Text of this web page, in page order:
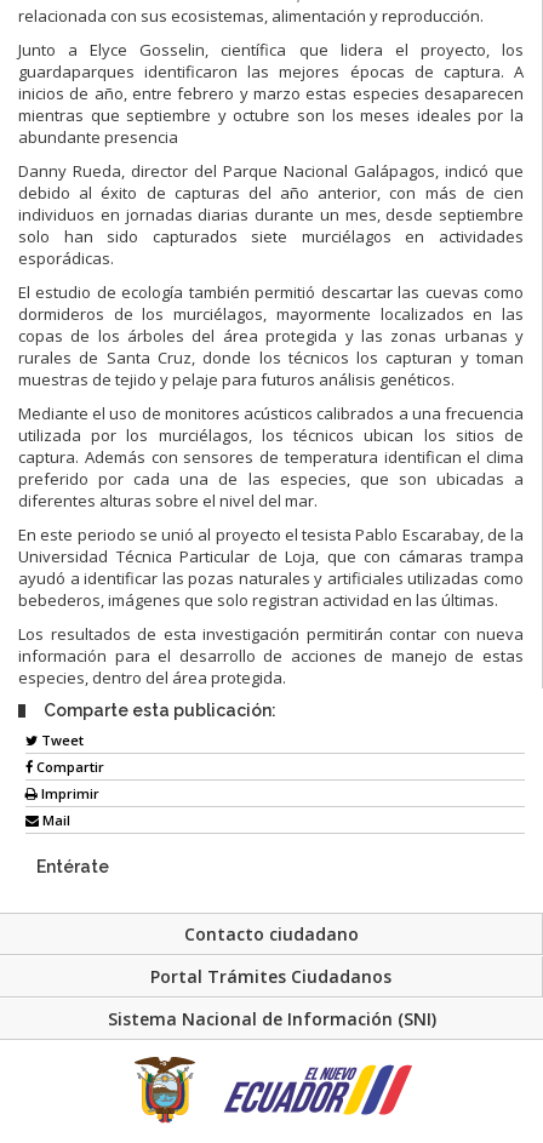
relacionada con sus ecosistemas, alimentación y reproducción.
Junto a Elyce Gosselin, científica que lidera el proyecto, los
guardaparques identificaron las mejores épocas de captura. A
inicios de año, entre febrero y marzo estas especies desaparecen
mientras que septiembre y octubre son los meses ideales por la
abundante presencia
Danny Rueda, director del Parque Nacional Galápagos, indicó que
debido al éxito de capturas del año anterior, con más de cien
individuos en jornadas diarias durante un mes, desde septiembre
solo han sido capturados siete murciélagos en actividades
esporádicas.
El estudio de ecología también permitió descartar las cuevas como
dormideros de los murciélagos, mayormente localizados en las
copas de los árboles del área protegida y las zonas urbanas y
rurales de Santa Cruz, donde los técnicos los capturan y toman
muestras de tejido y pelaje para futuros análisis genéticos.
Mediante el uso de monitores acústicos calibrados a una frecuencia
utilizada por los murciélagos, los técnicos ubican los sitios de
captura. Además con sensores de temperatura identifican el clima
preferido por cada una de las especies, que son ubicadas a
diferentes alturas sobre el nivel del mar.
En este periodo se unió al proyecto el tesista Pablo Escarabay, de la
Universidad Técnica Particular de Loja, que con cámaras trampa
ayudó a identificar las pozas naturales y artificiales utilizadas como
bebederos, imágenes que solo registran actividad en las últimas.
Los resultados de esta investigación permitirán contar con nueva
información para el desarrollo de acciones de manejo de estas
especies, dentro del área protegida.
Comparte esta publicación:
Tweet
Compartir
Imprimir
Mail
Entérate
Contacto ciudadano
Portal Trámites Ciudadanos
Sistema Nacional de Información (SNI)